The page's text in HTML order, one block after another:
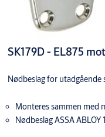
SK179D - EL875
Nødbeslag for utadgående
Monteres sammen med
Nødbeslag ASSA